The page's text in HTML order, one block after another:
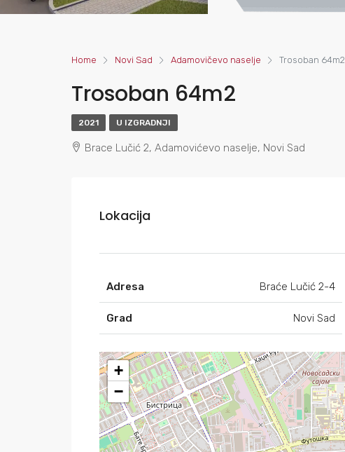
Home Novi Sad Adamovičevo naselje Trosoban 64m2
Trosoban 64m2
2021 U IZGRADNJI
Brace Lučić 2, Adamovićevo naselje, Novi Sad
Lokacija
Adresa Braće Lučić 2-4
Grad Novi Sad
+
−